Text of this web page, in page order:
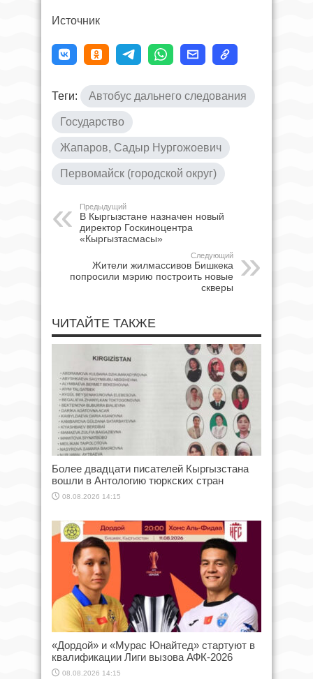
Источник
Теги: Автобус дальнего следования
Государство
Жапаров, Садыр Нургожоевич
Первомайск (городской округ)
Предыдущий
В Кыргызстане назначен новый
директор Госкиноцентра
«Кыргызтасмасы»
Следующий
Жители жилмассивов Бишкека
попросили мэрию построить новые
скверы
ЧИТАЙТЕ ТАКЖЕ
Более двадцати писателей Кыргызстана
вошли в Антологию тюркских стран
08.08.2026 14:15
«Дордой» и «Мурас Юнайтед» стартуют в
квалификации Лиги вызова АФК-2026
08.08.2026 14:15